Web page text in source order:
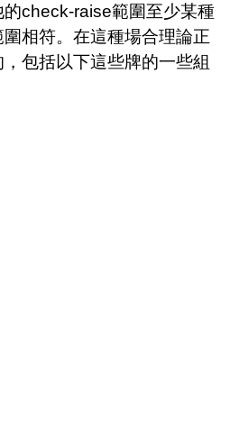
check-raise範圍至少某種
相符。在這種場合理論正
包括以下這些牌的一些組